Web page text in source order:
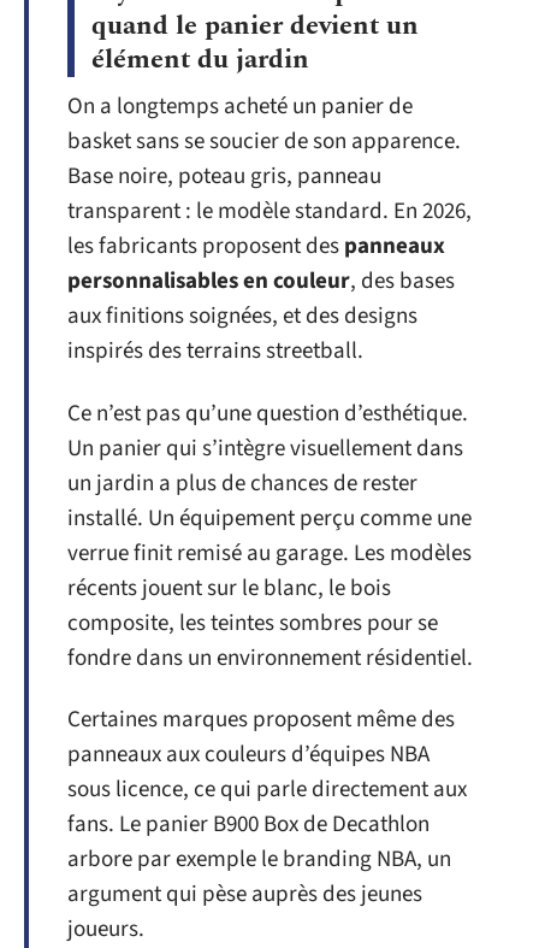
quand le panier devient un
élément du jardin
On a longtemps acheté un panier de
basket sans se soucier de son apparence.
Base noire, poteau gris, panneau
transparent : le modèle standard. En 2026,
les fabricants proposent despanneaux
personnalisables en couleur, des bases
aux finitions soignées, et des designs
inspirés des terrains streetball.
Ce n’est pas qu’une question d’esthétique.
Un panier qui s’intègre visuellement dans
un jardin a plus de chances de rester
installé. Un équipement perçu comme une
verrue finit remisé au garage. Les modèles
récents jouent sur le blanc, le bois
composite, les teintes sombres pour se
fondre dans un environnement résidentiel.
Certaines marques proposent même des
panneaux aux couleurs d’équipes NBA
sous licence, ce qui parle directement aux
fans. Le panier B900 Box de Decathlon
arbore par exemple le branding NBA, un
argument qui pèse auprès des jeunes
joueurs.